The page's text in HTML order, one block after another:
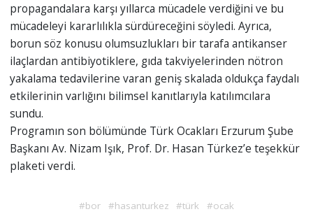
propagandalara karşı yıllarca mücadele verdiğini ve bu
mücadeleyi kararlılıkla sürdüreceğini söyledi. Ayrıca,
borun söz konusu olumsuzlukları bir tarafa antikanser
ilaçlardan antibiyotiklere, gıda takviyelerinden nötron
yakalama tedavilerine varan geniş skalada oldukça faydalı
etkilerinin varlığını bilimsel kanıtlarıyla katılımcılara
sundu.
Programın son bölümünde Türk Ocakları Erzurum Şube
Başkanı Av. Nizam Işık, Prof. Dr. Hasan Türkez’e teşekkür
plaketi verdi.
#bor #hasanturkez #türk #ocak